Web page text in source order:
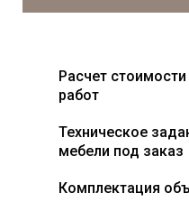
Расчет
работ
Техническое
мебели под заказ
Комплектация